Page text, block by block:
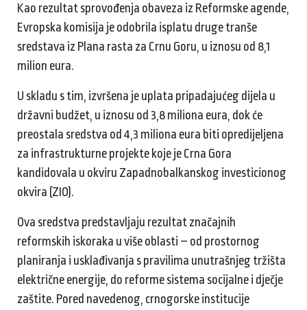
Kao rezultat sprovođenja obaveza iz Reformske agende,
Evropska komisija je odobrila isplatu druge tranše
sredstava iz Plana rasta za Crnu Goru, u iznosu od 8,1
milion eura.
U skladu s tim, izvršena je uplata pripadajućeg dijela u
državni budžet, u iznosu od 3,8 miliona eura, dok će
preostala sredstva od 4,3 miliona eura biti opredijeljena
za infrastrukturne projekte koje je Crna Gora
kandidovala u okviru Zapadnobalkanskog investicionog
okvira (ZIO).
Ova sredstva predstavljaju rezultat značajnih
reformskih iskoraka u više oblasti – od prostornog
planiranja i usklađivanja s pravilima unutrašnjeg tržišta
električne energije, do reforme sistema socijalne i dječje
zaštite. Pored navedenog, crnogorske institucije